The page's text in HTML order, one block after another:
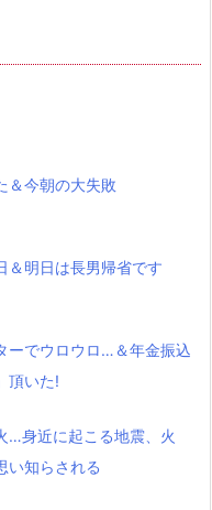
＆今朝の大失敗
＆明日は長男帰省です
ーでウロウロ…＆年金振込
頂いた!
…身近に起こる地震、火
い知らされる